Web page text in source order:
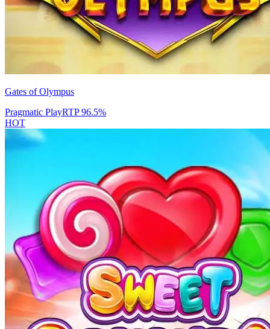
Gates of Olympus
Pragmatic PlayRTP96.5%
HOT